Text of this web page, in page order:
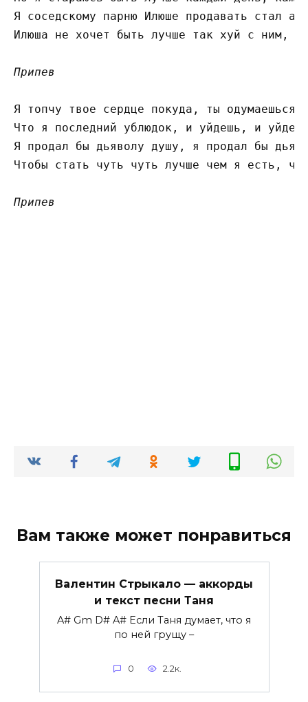
Я соседскому парню Илюше продавать стал
Илюша не хочет быть лучше так хуй с ним,
Припев
Я топчу твое сердце покуда, ты одумаешься
Что я последний ублюдок, и уйдешь, и
Я продал бы дьяволу душу, я продал бы
Чтобы стать чуть чуть лучше чем я есть,
Припев
Вам также может понравиться
Валентин Стрыкало — аккорды
и текст песни Таня
A# Gm D# A# Если Таня думает, что я
по ней грущу –
0 2.2к.